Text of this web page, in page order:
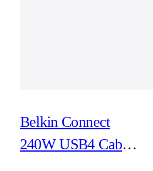
Belkin Connect
240W USB4 Cable